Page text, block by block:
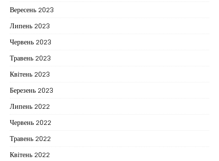
Вересень 2023
Липень 2023
Червень 2023
Травень 2023
Квітень 2023
Березень 2023
Липень 2022
Червень 2022
Травень 2022
Квітень 2022